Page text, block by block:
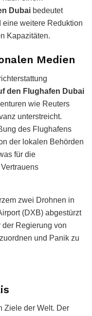
Dubai bedeutet
eine weitere Reduktion
Kapazitäten.
Medien
den Flughafen Dubai
wie Reuters
unterstreicht.
des Flughafens
der lokalen Behörden
für die
zwei Drohnen in
(DXB) abgestürzt
der Regierung von
und Panik zu
Ziele der Welt. Der